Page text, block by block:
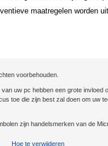
maatregelen worden
voorbehouden.
uw pc hebben een grote
toe die zijn best zal doen om uw
zijn handelsmerken van de
Hoe te verwijderen